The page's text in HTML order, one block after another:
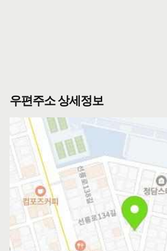
우편주소 상세정보